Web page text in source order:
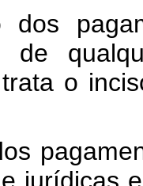
de
o